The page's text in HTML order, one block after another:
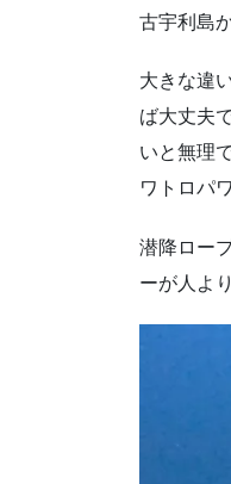
古宇利島
大きな違
ば大丈夫
いと無理
ワトロパ
潜降ロー
ーが人よ